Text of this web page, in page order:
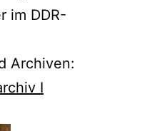
im DDR-
Archiven:
I